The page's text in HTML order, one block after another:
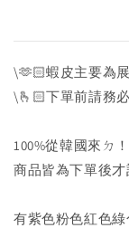
\🫶🏻蝦皮主要為
\🫰🏻下單前請務
100%從韓國來ㄉ
商品皆為下單後
有紫色粉色紅色綠